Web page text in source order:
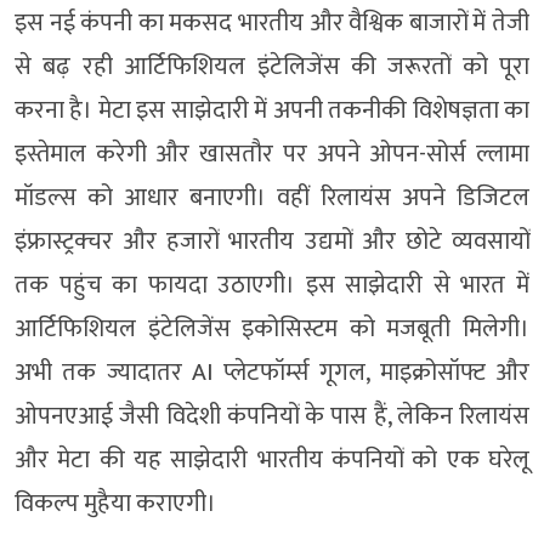
इस नई कंपनी का मकसद भारतीय और वैश्विक बाजारों में तेजी
से बढ़ रही आर्टिफिशियल इंटेलिजेंस की जरूरतों को पूरा
करना है। मेटा इस साझेदारी में अपनी तकनीकी विशेषज्ञता का
इस्तेमाल करेगी और खासतौर पर अपने ओपन-सोर्स ल्लामा
मॉडल्स को आधार बनाएगी। वहीं रिलायंस अपने डिजिटल
इंफ्रास्ट्रक्चर और हजारों भारतीय उद्यमों और छोटे व्यवसायों
तक पहुंच का फायदा उठाएगी। इस साझेदारी से भारत में
आर्टिफिशियल इंटेलिजेंस इकोसिस्टम को मजबूती मिलेगी।
अभी तक ज्यादातर AI प्लेटफॉर्म्स गूगल, माइक्रोसॉफ्ट और
ओपनएआई जैसी विदेशी कंपनियों के पास हैं, लेकिन रिलायंस
और मेटा की यह साझेदारी भारतीय कंपनियों को एक घरेलू
विकल्प मुहैया कराएगी।